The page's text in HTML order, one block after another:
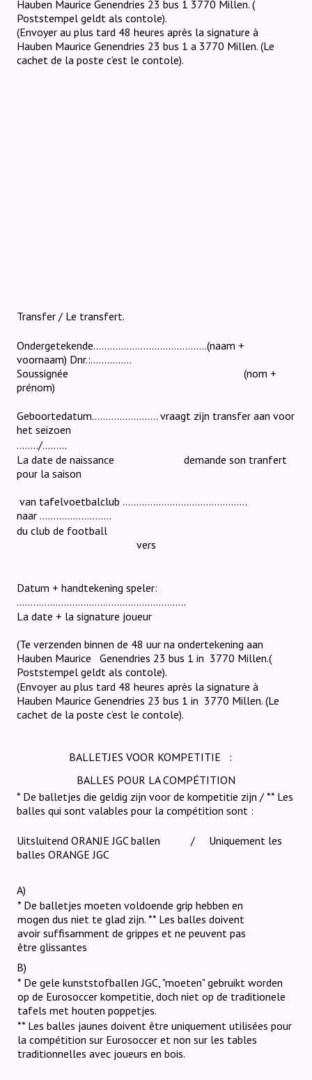
Hauben Maurice Genendries 23 bus 1 3770 Millen. (
Poststempel geldt als contole).
(Envoyer au plus tard 48 heures après la signature à
Hauben Maurice Genendries 23 bus 1 a 3770 Millen. (Le
cachet de la poste c’est le contole).
Transfer / Le transfert.
Ondergetekende…………………………………..(naam +
voornaam) Dnr.:……………
Soussignée
(nom +
prénom)
Geboortedatum…………………… vraagt zijn transfer aan voor
het seizoen
..……/………
La date de naissance
demande son tranfert
pour la saison
van tafelvoetbalclub ………………………………………
naar ……………………..
du club de football
vers
Datum + handtekening speler:
…………………………………………………….
La date + la signature joueur
(Te verzenden binnen de 48 uur na ondertekening aan
Hauben Maurice
Genendries 23 bus 1 in 3770 Millen.(
Poststempel geldt als contole).
(Envoyer au plus tard 48 heures après la signature à
Hauben Maurice Genendries 23 bus 1 in 3770 Millen. (Le
cachet de la poste c’est le contole).
BALLETJES VOOR KOMPETITIE
:
BALLES POUR LA COMPÉTITION
* De balletjes die geldig zijn voor de kompetitie zijn / ** Les
balles qui sont valables pour la compétition sont :
Uitsluitend ORANJE JGC ballen /
Uniquement les
balles ORANGE JGC
A)
* De balletjes moeten voldoende grip hebben en
mogen dus niet te glad zijn. ** Les balles doivent
avoir suffisamment de grippes et ne peuvent pas
être glissantes
B)
* De gele kunststofballen JGC, "moeten" gebruikt worden
op de Eurosoccer kompetitie, doch niet op de traditionele
tafels met houten poppetjes.
** Les balles jaunes doivent être uniquement utilisées pour
la compétition sur Eurosoccer et non sur les tables
traditionnelles avec joueurs en bois.